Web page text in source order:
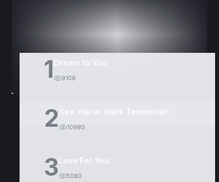
1 Dream to You
9108
2 10980
3Love For You
5080